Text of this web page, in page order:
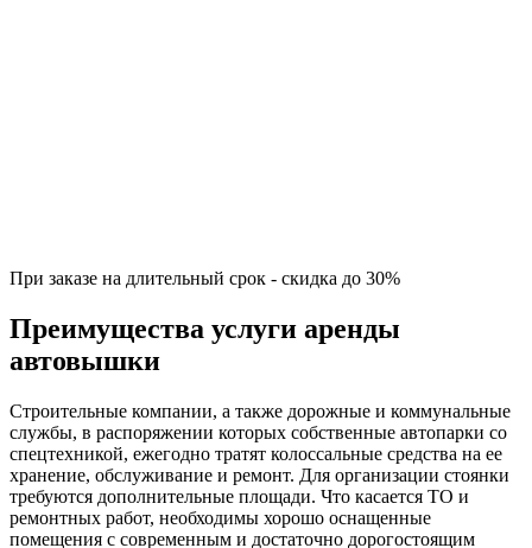
При заказе на длительный срок - скидка до 30%
Преимущества услуги аренды
автовышки
Строительные компании, а также дорожные и коммунальные
службы, в распоряжении которых собственные автопарки со
спецтехникой, ежегодно тратят колоссальные средства на ее
хранение, обслуживание и ремонт. Для организации стоянки
требуются дополнительные площади. Что касается ТО и
ремонтных работ, необходимы хорошо оснащенные
помещения с современным и достаточно дорогостоящим